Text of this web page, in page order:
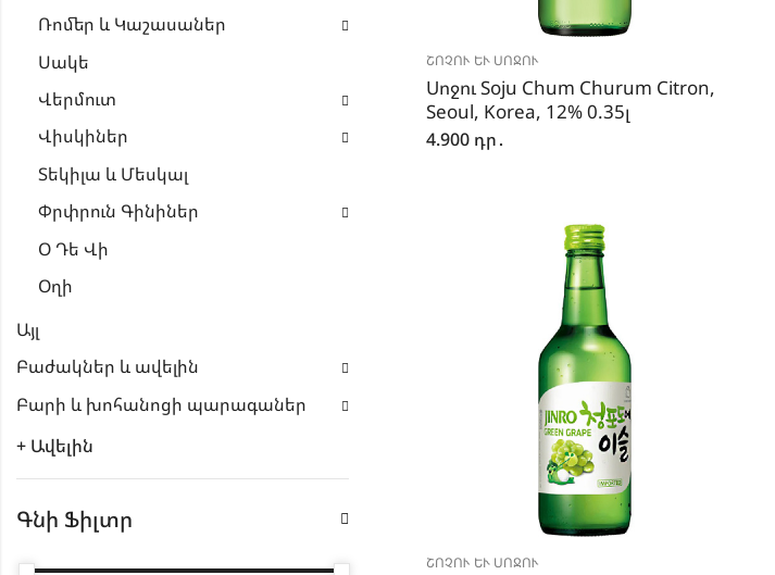
ՇՈՉՈՒ ԵՒ ՍՈՋՈՒ
Սոջու Soju Chum Churum Citron,
Seoul, Korea, 12% 0.35լ
4.900 դր․
ՇՈՉՈՒ ԵՒ ՍՈՋՈՒ
Ռոմեր և Կաշասաներ
Սակե
Վերմուտ
Վիսկիներ
Տեկիլա և Մեսկալ
Փրփրուն Գինիներ
Օ Դե Վի
Օղի
Այլ
Բաժակներ և ավելին
Բարի և խոհանոցի պարագաներ
+ Ավելին
Գնի Ֆիլտր